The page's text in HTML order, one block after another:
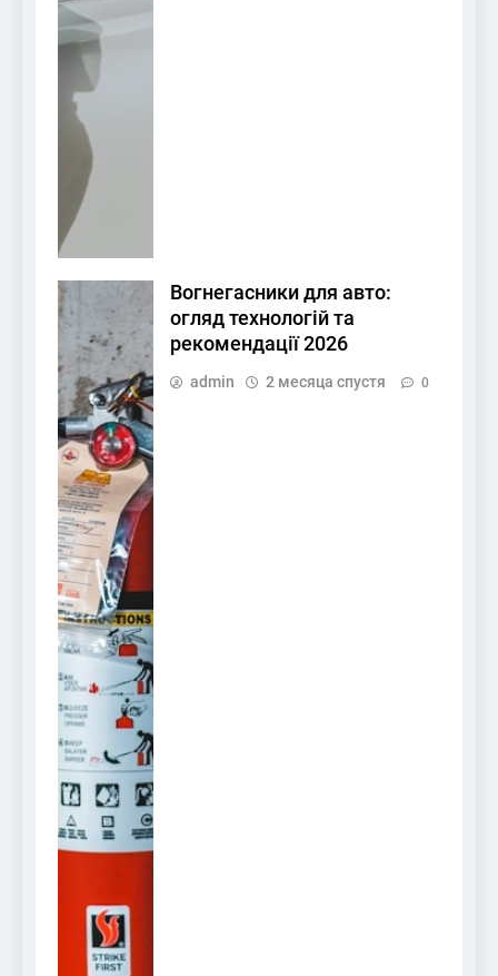
Вогнегасники для авто:
огляд технологій та
рекомендації 2026
admin 2 месяца спустя 0